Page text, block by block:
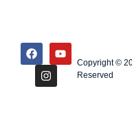
Copyright ©
Reserved